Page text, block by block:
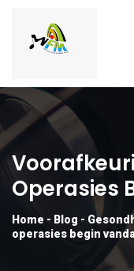
Operasies
Home - Blog -
operasies begin